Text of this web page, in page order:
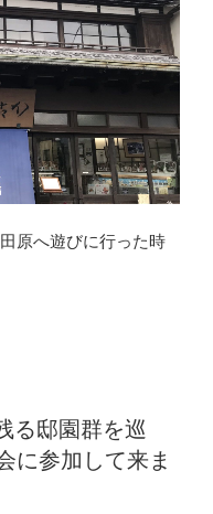
原へ遊びに行った時
る邸園群を巡
に参加して来ま